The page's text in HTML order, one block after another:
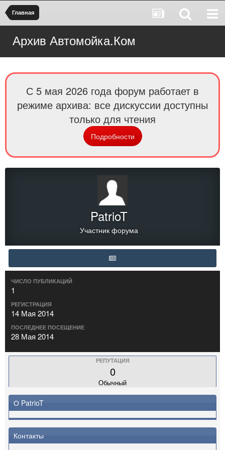
Главная
Архив Автомойка.Ком
С 5 мая 2026 года форум работает в
режиме архива: все дискуссии доступны
только для чтения
Подробности
PatrioT
Участник форума
ЧИСЛО ПУБЛИКАЦИЙ
1
РЕГИСТРАЦИЯ
14 Мая 2014
ПОСЛЕДНЕЕ ПОСЕЩЕНИЕ
28 Мая 2014
РЕПУТАЦИЯ
0
Обычный
О PatrioT
Контакты